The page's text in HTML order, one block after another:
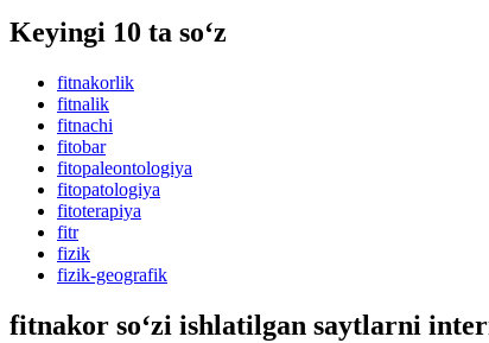
Keyingi 10 ta so‘z
fitnakorlik
fitnalik
fitnachi
fitobar
fitopaleontologiya
fitopatologiya
fitoterapiya
fitr
fizik
fizik-geografik
fitnakor so‘zi ishlatilgan saytlarni